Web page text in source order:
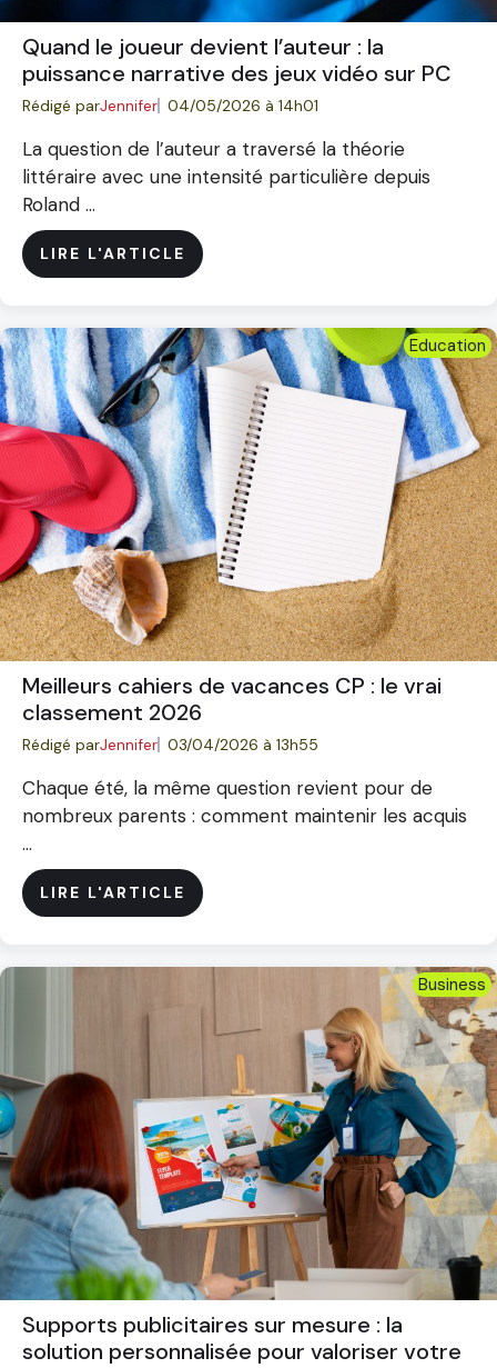
Quand le joueur devient l’auteur : la
puissance narrative des jeux vidéo sur PC
Rédigé parJennifer 04/05/2026 à 14h01
La question de l’auteur a traversé la théorie
littéraire avec une intensité particulière depuis
Roland ...
LIRE L'ARTICLE
Education
Meilleurs cahiers de vacances CP : le vrai
classement 2026
Rédigé parJennifer 03/04/2026 à 13h55
Chaque été, la même question revient pour de
nombreux parents : comment maintenir les acquis
...
LIRE L'ARTICLE
Business
Supports publicitaires sur mesure : la
solution personnalisée pour valoriser votre